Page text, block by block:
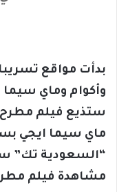
بدأت مواقع
وأكوام وماي
ستذيع فيلم مطرح
ماي سيما ايجي
“السعودية تك”
مشاهدة فيلم